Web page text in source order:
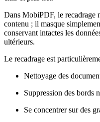
Dans MobiPDF, le recadrage
contenu ; il masque
conservant intactes les
ultérieurs.
Le recadrage est
Nettoyage des
Suppression des bords
Se concentrer sur des